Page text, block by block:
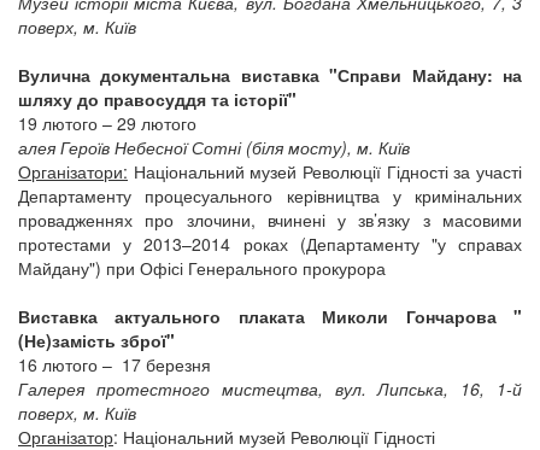
поверх, м. Київ
Вулична документальна виставка "Справи Майдану: на
шляху до правосуддя та історії"
19 лютого – 29 лютого
алея Героїв Небесної Сотні (біля мосту), м. Київ
Організатори: Національний музей Революції Гідності за участі
Департаменту процесуального керівництва у кримінальних
провадженнях про злочини, вчинені у зв’язку з масовими
протестами у 2013–2014 роках (Департаменту "у справах
Майдану") при Офісі Генерального прокурора
Виставка актуального плаката Миколи Гончарова "
(Не)замість зброї"
16 лютого – 17 березня
Галерея протестного мистецтва, вул. Липська, 16, 1-й
поверх, м. Київ
Організатор: Національний музей Революції Гідності